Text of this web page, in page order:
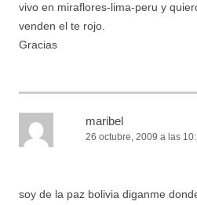
vivo en miraflores-lima-peru y
venden el te rojo.
Gracias
maribel
26 octubre, 2009 a las
soy de la paz bolivia diganme